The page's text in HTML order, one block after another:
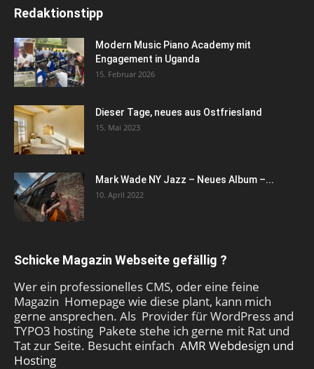
Redaktionstipp
Modern Music Piano Academy mit
Engagement in Uganda
15. Februar 2026
Dieser Tage, neues aus Ostfriesland
15. Mai 2023
Mark Wade NY Jazz – Neues Album –...
10. April 2022
Schicke Magazin Webseite gefällig ?
Wer ein professionelles CMS, oder eine feine
Magazin Homepage wie diese plant, kann mich
gerne ansprechen. Als Provider für WordPress and
TYPO3 hosting Pakete stehe ich gerne mit Rat und
Tat zur Seite. Besucht einfach AMR Webdesign und
Hosting